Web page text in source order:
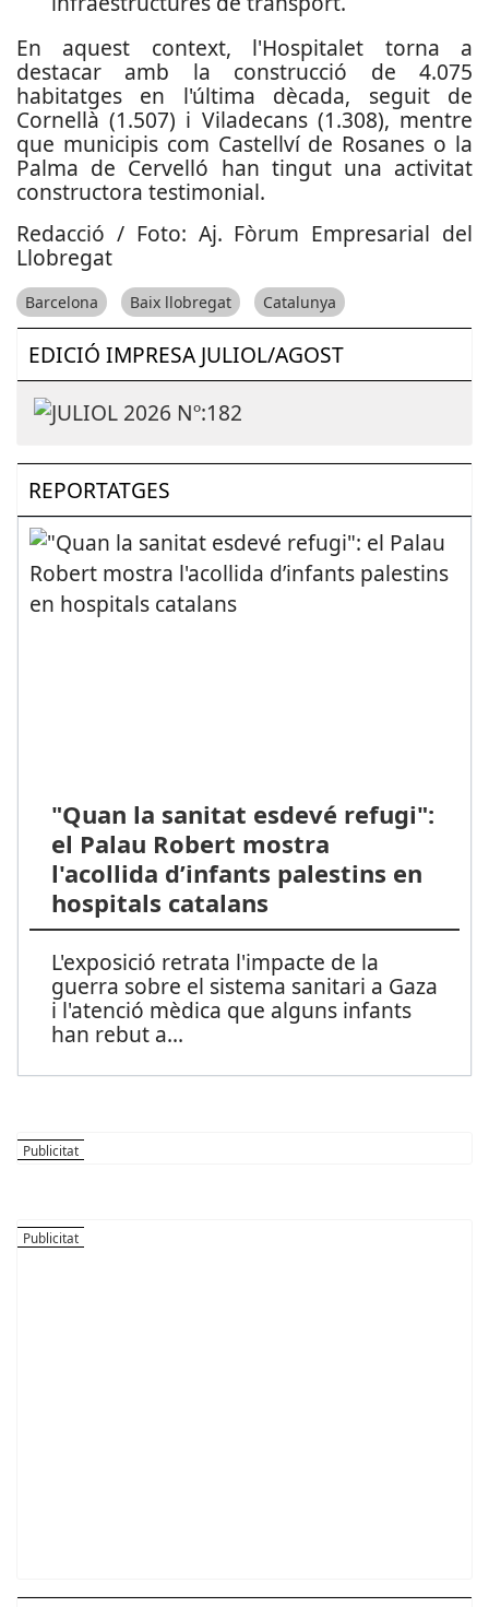
En aquest context, l'Hospitalet torna a
destacar amb la construcció de 4.075
habitatges en l'última dècada, seguit de
Cornellà (1.507) i Viladecans (1.308), mentre
que municipis com Castellví de Rosanes o la
Palma de Cervelló han tingut una activitat
constructora testimonial.
Redacció / Foto: Aj. Fòrum Empresarial del
Llobregat
Barcelona Baix llobregat Catalunya
EDICIÓ IMPRESA JULIOL/AGOST
REPORTATGES
"Quan la sanitat esdevé refugi":
el Palau Robert mostra
l'acollida d’infants palestins en
hospitals catalans
L'exposició retrata l'impacte de la
guerra sobre el sistema sanitari a Gaza
i l'atenció mèdica que alguns infants
han rebut a...